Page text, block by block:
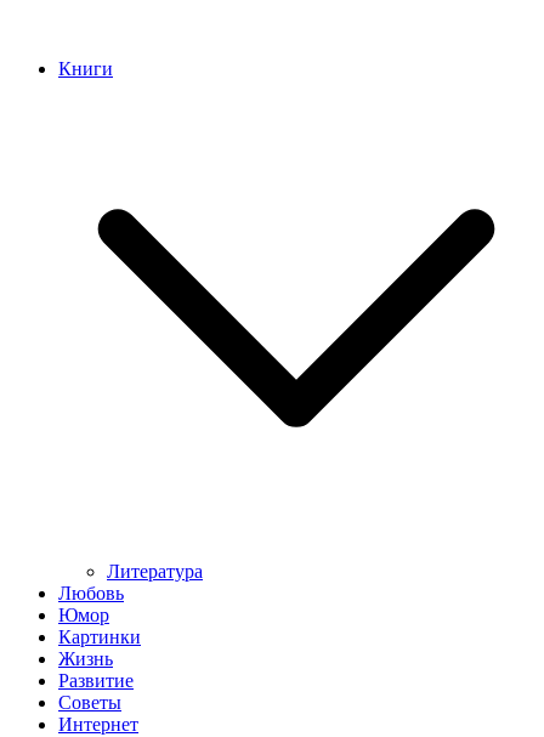
Книги
Литература
Любовь
Юмор
Картинки
Жизнь
Развитие
Советы
Интернет